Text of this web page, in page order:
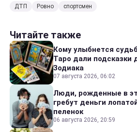
ДТП Ровно спортсмен
Читайте также
Кому улыбнется
Таро дали подсказки
Зодиака
07 августа 2026, 06:02
Люди, рожденные в
гребут деньги
пеленок
06 августа 2026, 20:59